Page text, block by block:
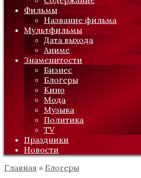
Фильмы
Название фильма
Мультфильмы
Дата выхода
Аниме
Знаменитости
Бизнес
Блогеры
Кино
Мода
Музыка
Политика
TV
Праздники
Новости
Главная » Блогеры